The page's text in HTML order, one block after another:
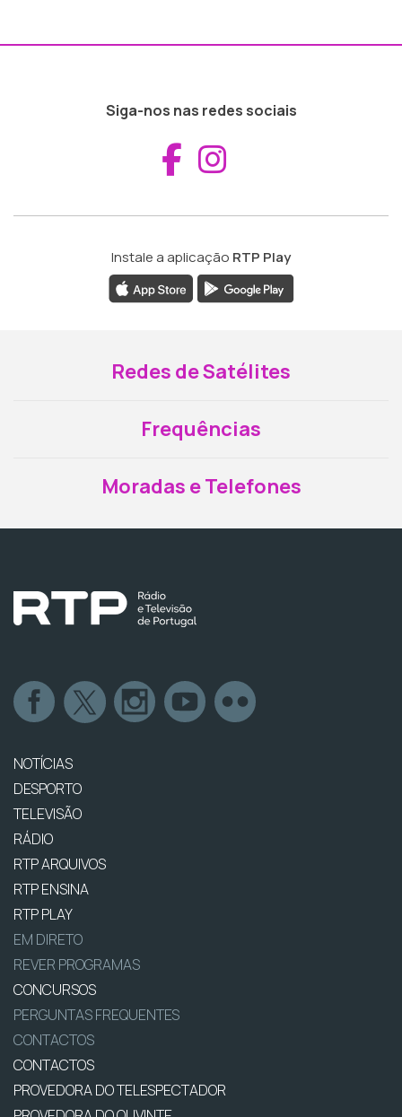
Siga-nos nas redes sociais
Aceder ao
Instale a aplicação RTP Play
Redes de Satélites
Frequências
Moradas e Telefones
NOTÍCIAS
DESPORTO
TELEVISÃO
RÁDIO
RTP ARQUIVOS
RTP ENSINA
RTP PLAY
EM DIRETO
REVER PROGRAMAS
CONCURSOS
PERGUNTAS FREQUENTES
CONTACTOS
CONTACTOS
PROVEDORA DO TELESPECTADOR